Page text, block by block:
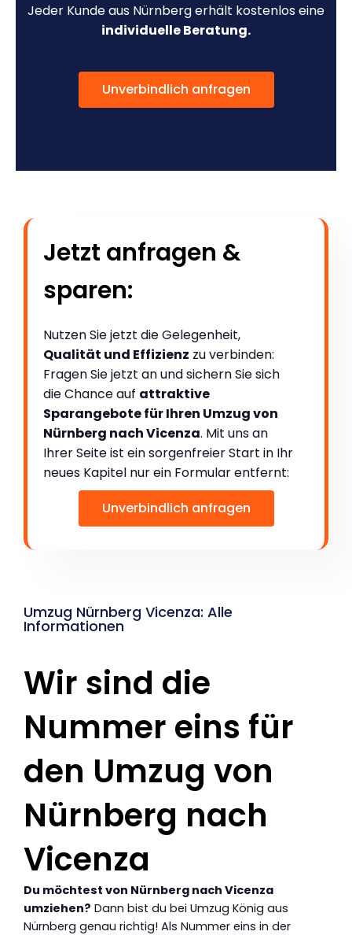
Jeder Kunde aus Nürnberg erhält kostenlos eine
individuelle Beratung.
Unverbindlich anfragen
Jetzt anfragen &
sparen:
Nutzen Sie jetzt die Gelegenheit,
Qualität und Effizienz zu verbinden:
Fragen Sie jetzt an und sichern Sie sich
die Chance auf attraktive
Sparangebote für Ihren Umzug von
Nürnberg nach Vicenza. Mit uns an
Ihrer Seite ist ein sorgenfreier Start in Ihr
neues Kapitel nur ein Formular entfernt:
Unverbindlich anfragen
Umzug Nürnberg Vicenza: Alle
Informationen
Wir sind die
Nummer eins für
den Umzug von
Nürnberg nach
Vicenza
Du möchtest von Nürnberg nach Vicenza
umziehen? Dann bist du bei Umzug König aus
Nürnberg genau richtig! Als Nummer eins in der